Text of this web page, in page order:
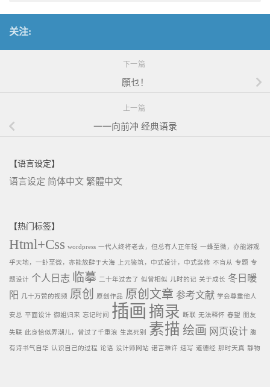
关注:
下一篇
願乜！
上一篇
一一向前冲 经典语录
【语言设定】
语言设定 简体中文 繁體中文
【热门标签】
Html+Css wordpress 一代人终将老去，但总有人正年轻 一蜂至微，亦能游观
乎天地，一虲至微，亦能放肆于大海 上元鉴筑，中式设计，中式装修 不盲从 专题 专
题设计 个人日志 临摹 二十年过去了 似曾相似 儿时的记 关于成长 冬日暖
阳
几十万赞的视频 原创 原创作品 原创文章 参考文献 学会尊重他人
安总 平面设计 御姐归来 忘记时间 插画 摘录 断联 无法释怀 春望 朋友
失联 此身恰似弄潮儿，曾过了千重浪 生离死别 素描 绘画 网页设计 腹
有诗书气自华 认识自己的过程 论语 设计师网站 诺言难许 速写 道德经 那时天真 静物